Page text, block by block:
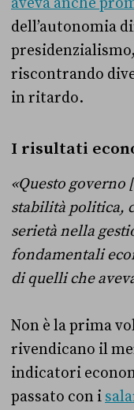
dell’autonomia
riscontrando
in ritardo.
I risultati
«Questo
stabilità politica,
serietà nella
fondamentali
di quelli che
Non è la prima
rivendicano il
indicatori
passato con i